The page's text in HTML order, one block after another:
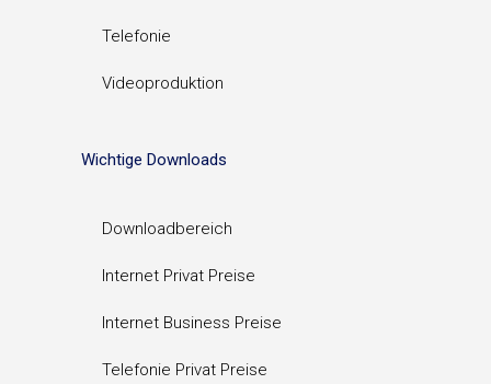
Telefonie
Videoproduktion
Wichtige Downloads
Downloadbereich
Internet Privat Preise
Internet Business Preise
Telefonie Privat Preise